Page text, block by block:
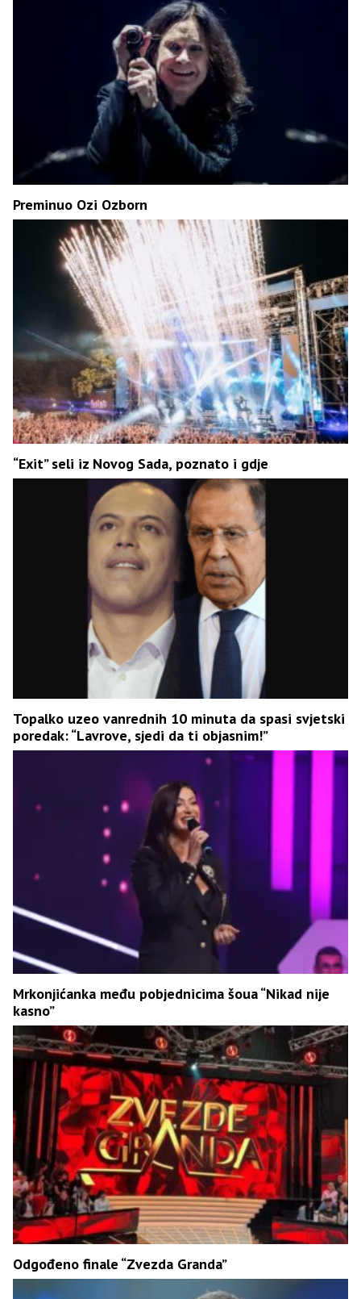
Preminuo Ozi Ozborn
“Exit” seli iz Novog Sada, poznato i gdje
Topalko uzeo vanrednih 10 minuta da spasi svjetski
poredak: “Lavrove, sjedi da ti objasnim!”
Mrkonjićanka među pobjednicima šoua “Nikad nije
kasno”
Odgođeno finale “Zvezda Granda”